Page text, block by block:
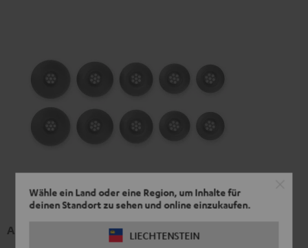
Wähle ein Land oder eine Region, um Inhalte für
deinen Standort zu sehen und online einzukaufen.
LIECHTENSTEIN
AIRY TWS 2/ TWS PRO / SPORTS TWS 2 Ear-Tips